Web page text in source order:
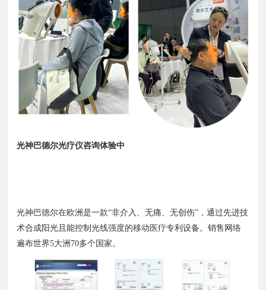
光神巴德尔光疗仪咨询体验中
光神巴德尔在欧洲是一款“非介入、无痛、无创伤”，通过先进技
术合成阳光且能控制光线强度的移动医疗专利设备。销售网络
遍布世界5大洲70多个国家。